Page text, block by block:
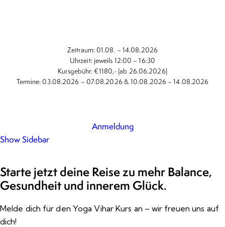
Zeitraum:01.08. – 14.08.2026
Uhrzeit:jeweils 12:00 – 16:30
Kursgebühr:€1180,- (ab 26.06.2026)
Termine: 03.08.2026 – 07.08.2026 & 10.08.2026 – 14.08.2026
Anmeldung
Show Sidebar
Starte jetzt deine Reise zu mehr Balance,
Gesundheit und innerem Glück.
Melde dich für den Yoga Vihar Kurs an – wir freuen uns auf
dich!